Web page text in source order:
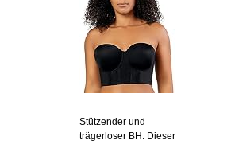
Stützender und
trägerloser BH. Dieser